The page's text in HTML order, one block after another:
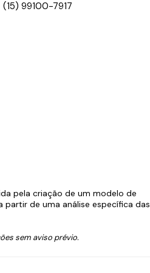
(15) 99100-7917
pela criação de um modelo de
de uma análise específica das
sem aviso prévio.